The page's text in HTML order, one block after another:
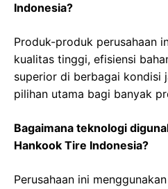
Indonesia?
Produk-produk perusahaan
kualitas tinggi, efisiensi
superior di berbagai kondisi
pilihan utama bagi banyak
Bagaimana teknologi
Hankook Tire Indonesia?
Perusahaan ini